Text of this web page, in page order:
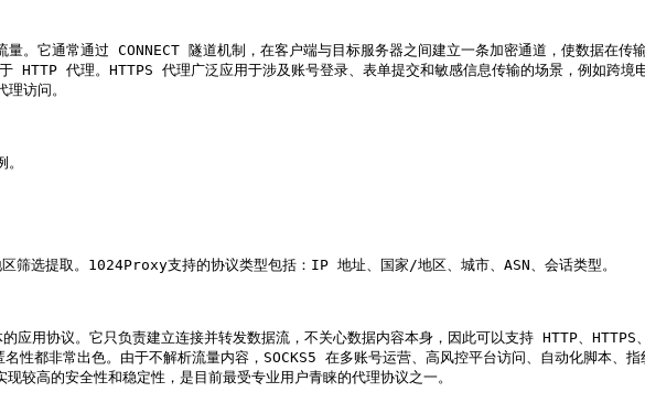
。它通常通过 CONNECT 隧道机制，在客户端与目标服务器之间建立一条加密通道，使数据在
HTTP 代理。HTTPS 代理广泛应用于涉及账号登录、表单提交和敏感信息传输的场景，例如跨境
访问。
筛选提取。1024Proxy支持的协议类型包括：IP 地址、国家/地区、城市、ASN、会话类型。
应用协议。它只负责建立连接并转发数据流，不关心数据内容本身，因此可以支持 HTTP、HTTPS
都非常出色。由于不解析流量内容，SOCKS5 在多账号运营、高风控平台访问、自动化脚本、
较高的安全性和稳定性，是目前最受专业用户青睐的代理协议之一。